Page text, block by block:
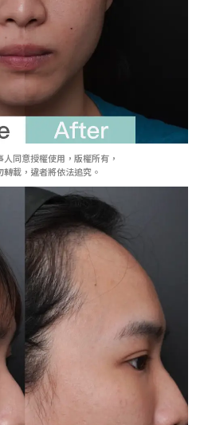
同意授權使用，版權所有，
轉載，違者將依法追究。